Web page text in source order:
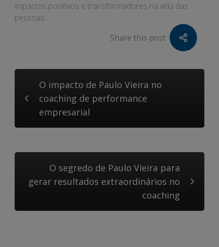
impactos positivos e transformadores na vida das
pessoas.
Share this post
O impacto de Paulo Vieira no
coaching de performance
empresarial
O segredo de Paulo Vieira para
gerar resultados extraordinários no
coaching